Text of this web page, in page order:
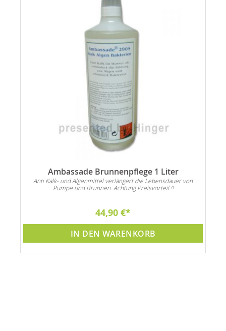
Ambassade Brunnenpflege 1 Liter
Anti Kalk- und Algenmittel verlängert die Lebensdauer von
Pumpe und Brunnen. Achtung Preisvorteil !!
44,90 €
IN DEN WARENKORB